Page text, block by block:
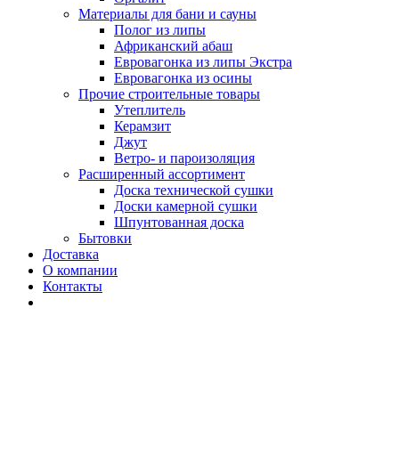
Материалы для бани и сауны
Полог из липы
Африканский абаш
Евровагонка из липы Экстра
Евровагонка из осины
Прочие строительные товары
Утеплитель
Керамзит
Джут
Ветро- и пароизоляция
Расширенный ассортимент
Доска технической сушки
Доски камерной сушки
Шпунтованная доска
Бытовки
Доставка
О компании
Контакты